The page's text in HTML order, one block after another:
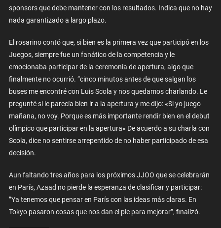
sponsors que debe mantener con los resultados. Indica que no hay
nada garantizado a largo plazo.
El rosarino contó que, si bien es la primera vez que participó en los
Juegos, siempre fue un fanático de la competencia y le
emocionaba participar de la ceremonia de apertura, algo que
finalmente no ocurrió. “cinco minutos antes de que salgan los
buses me encontré con Luis Scola y nos quedamos charlando. Le
pregunté si le parecía bien ir a la apertura y me dijo: «Si yo juego
mañana, no voy. Porque es más importante rendir bien en el debut
olímpico que participar en la apertura» De acuerdo a su charla con
Scola, dice no sentirse arrepentido de no haber participado de esa
decisión.
Aun faltando tres años para los próximos JJOO que se celebrarán
en París, Azaad no pierde la esperanza de clasificar y participar:
”Ya tenemos que pensar en París con las ideas más claras. En
Tokyo pasaron cosas que nos dan el pie para mejorar”, finalizó.